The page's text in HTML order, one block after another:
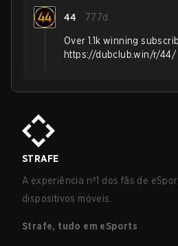
44 777d
Over 1.1k winning
https://dubclub.win/r/44/
STRAFE
A experiência nº1 dos fãs de
dispositivos móveis.
Strafe, tudo em eSports